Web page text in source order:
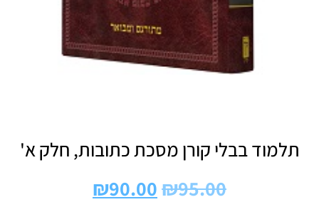
תלמוד בבלי קורן מסכת כתובות, חלק א'
₪95.00
₪90.00